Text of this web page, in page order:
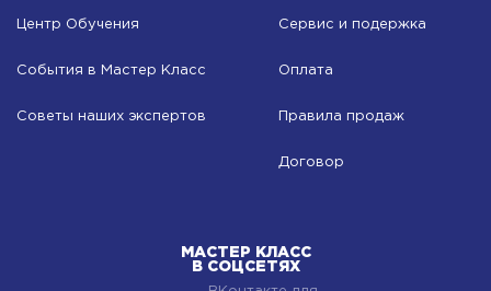
Центр Обучения
События в Мастер Класс
Советы наших экспертов
Сервис и подержка
Оплата
Правила продаж
Договор
МАСТЕР КЛАСС
В СОЦСЕТЯХ